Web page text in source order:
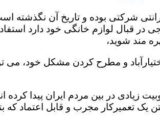
شرکتی بوده و تاریخ آن نگذشته
قبال لوازم خانگی خود دارد
مند شوید،
و مطرح کردن مشکل خود، می
زیادی در بین مردم ایران پیدا
تعمیرکار مجرب و قابل اعتماد که